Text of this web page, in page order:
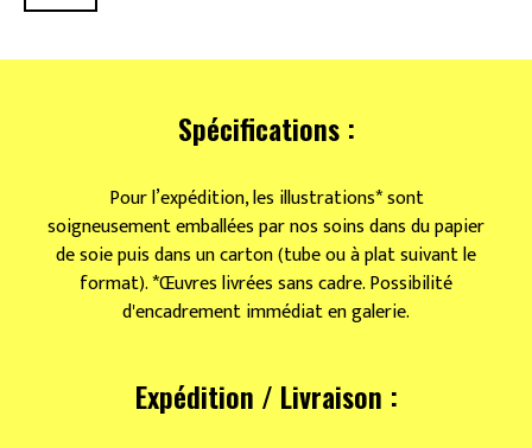
fugitive
Spécifications :
Pour l’expédition, les illustrations* sont
soigneusement emballées par nos soins dans du papier
de soie puis dans un carton (tube ou à plat suivant le
format). *Œuvres livrées sans cadre. Possibilité
d'encadrement immédiat en galerie.
Expédition / Livraison :